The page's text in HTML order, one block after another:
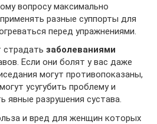
вопросу максимально
разные суппорты для
перед упражнениями.
страдать заболеваниями
Если они болят у вас даже
могут противопоказаны,
усугубить проблему и
явные разрушения сустава.
и вред для женщин которых